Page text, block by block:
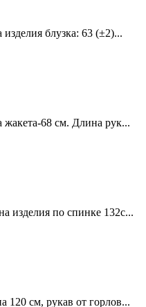
блузка: 63 (±2)...
жакета-68 см. Длина рук...
изделия по спинке 132с...
120 см, рукав от горлов...